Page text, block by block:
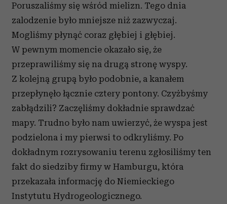
Poruszaliśmy się wśród mielizn. Tego dnia
zalodzenie było mniejsze niż zazwyczaj.
Mogliśmy płynąć coraz głębiej i głębiej.
W pewnym momencie okazało się, że
przeprawiliśmy się na drugą stronę wyspy.
Z kolejną grupą było podobnie, a kanałem
przepłynęło łącznie cztery pontony. Czyżbyśmy
zabłądzili? Zaczęliśmy dokładnie sprawdzać
mapy. Trudno było nam uwierzyć, że wyspa jest
podzielona i my pierwsi to odkryliśmy. Po
dokładnym rozrysowaniu terenu zgłosiliśmy ten
fakt do siedziby firmy w Hamburgu, która
przekazała informację do Niemieckiego
Instytutu Hydrogeologicznego.